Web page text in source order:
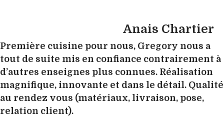
Anais Chartier
Première cuisine pour nous, Gregory nous a
tout de suite mis en confiance contrairement à
d’autres enseignes plus connues. Réalisation
magnifique, innovante et dans le détail. Qualité
au rendez vous (matériaux, livraison, pose,
relation client).